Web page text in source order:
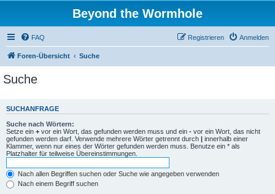
Beyond the Wormhole
FAQ Anmelden
Registrieren
Foren-Übersicht Suche
Suche
SUCHANFRAGE
Suche nach Wörtern:
Setze ein + vor ein Wort, das gefunden werden muss und ein - vor ein Wort, das nicht
gefunden werden darf. Verwende mehrere Wörter getrennt durch | innerhalb einer
Klammer, wenn nur eines der Wörter gefunden werden muss. Benutze ein * als
Platzhalter für teilweise Übereinstimmungen.
Nach allen Begriffen suchen oder Suche wie angegeben verwenden
Nach einem Begriff suchen